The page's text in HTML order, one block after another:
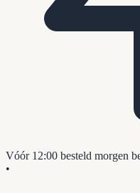
Vóór 12:00 besteld morgen
•